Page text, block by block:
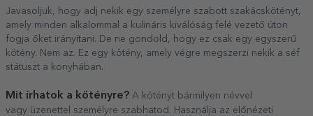
Javasoljuk, hogy adj nekik egy személyre szabott szakácskötényt,
amely minden alkalommal a kulináris kiválóság felé vezető úton
fogja őket irányítani. De ne gondold, hogy ez csak egy egyszerű
kötény. Nem az. Ez egy kötény, amely végre megszerzi nekik a séf
státuszt a konyhában.
Mit írhatok a kötényre? A kötényt bármilyen névvel
vagy üzenettel személyre szabhatod. Használja az előnézeti